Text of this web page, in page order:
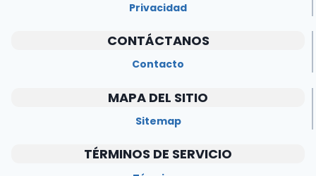
Privacidad
CONTÁCTANOS
Contacto
MAPA DEL SITIO
Sitemap
TÉRMINOS DE SERVICIO